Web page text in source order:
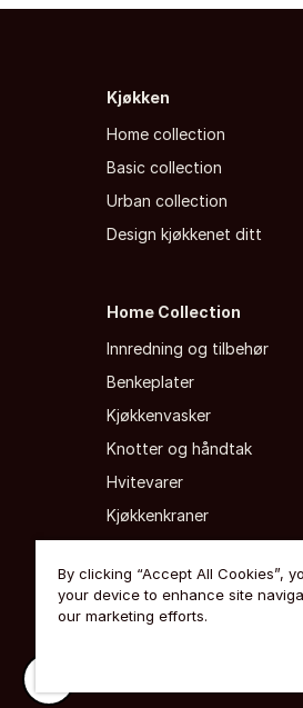
Kjøkken
Home collection
Basic collection
Urban collection
Design kjøkkenet ditt
Home Collection
Innredning og tilbehør
Benkeplater
Kjøkkenvasker
Knotter og håndtak
Hvitevarer
Kjøkkenkraner
Ekstern personvernerklæring
By clicking “Accept All Cookies”,
your device to enhance site
our marketing efforts.